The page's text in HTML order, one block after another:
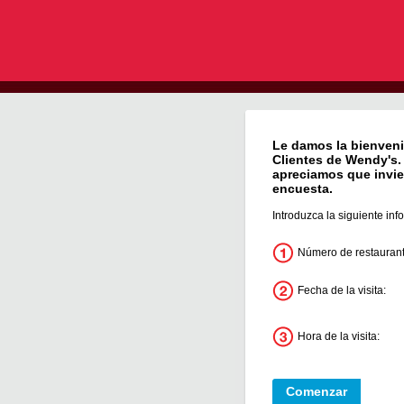
Le damos la
Clientes deWendy's
apreciamos que
encuesta.
Introduzca la siguiente
Número de
Fecha de la visita:
Hora de la visita: